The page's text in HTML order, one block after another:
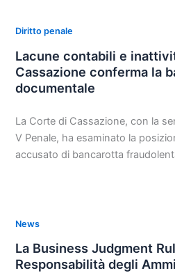
Diritto penale
Lacune contabili e
Cassazione conferma la
documentale
La Corte di Cassazione, con la
V Penale, ha esaminato la
accusato di bancarotta
News
La Business Judgment
Responsabilità degli